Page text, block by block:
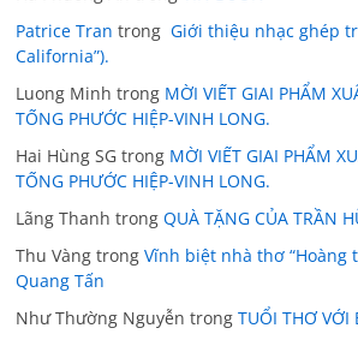
Patrice Tran trong Giới thiệu nhạc ghép
California”).
Luong Minh trong MỜI VIẾT GIAI PHẨM
TỐNG PHƯỚC HIỆP-VINH LONG.
Hai Hùng SG trong MỜI VIẾT GIAI PHẨM
TỐNG PHƯỚC HIỆP-VINH LONG.
Lãng Thanh trongQUÀ TẶNG CỦA TRẦN
Thu Vàng trongVĩnh biệt nhà thơ “Hoàng
Quang Tấn
Như Thường Nguyễn trongTUỔI THƠ VỚI